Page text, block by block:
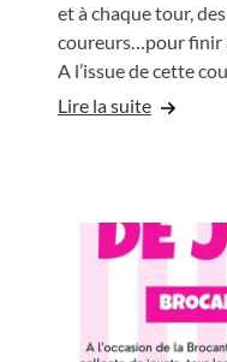
et à chaque tour,
coureurs…pour finir
A l’issue de cette
Lire la suite